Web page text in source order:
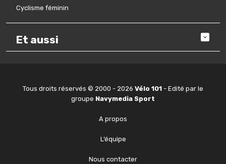
Cyclisme féminin
Et aussi
Tous droits réservés © 2000 - 2026 Vélo 101 - Edité par le
groupe Navymedia Sport
A propos
L’équipe
Nous contacter